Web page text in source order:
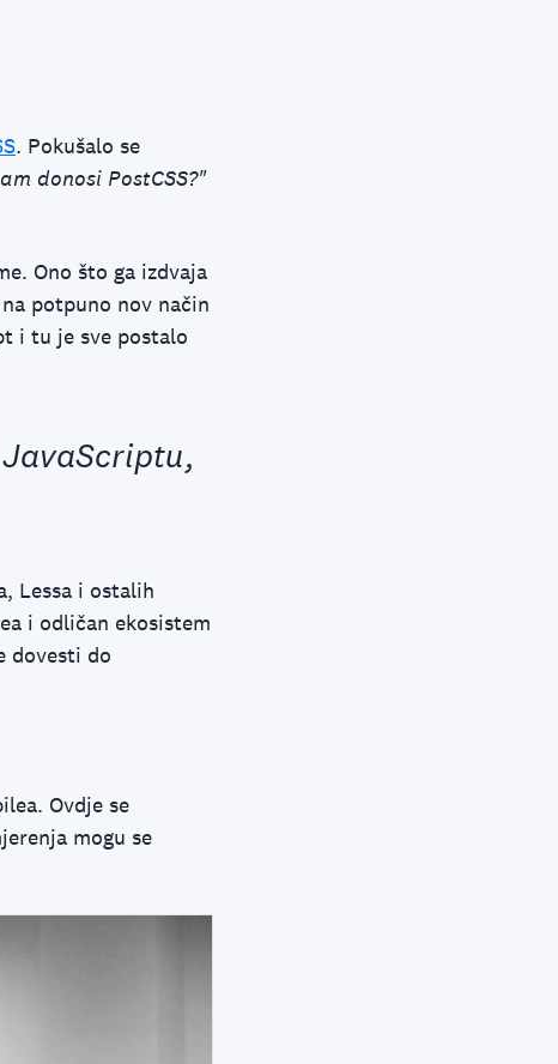
. Pokušalo se
donosi PostCSS?"
Ono što ga izdvaja
potpuno nov način
i tu je sve postalo
Lessa i ostalih
i odličan ekosistem
dovesti do
Ovdje se
mogu se